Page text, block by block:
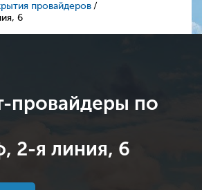
провайдеров
6
провайдеры по
2-я линия, 6